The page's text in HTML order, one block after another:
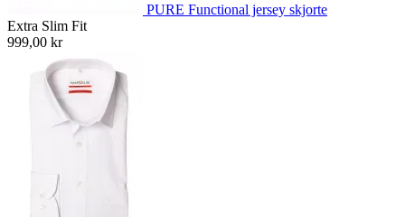
PURE Functional jersey skjorte
Extra Slim Fit
999,00 kr